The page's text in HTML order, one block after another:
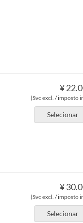
¥
(Svc excl. / imposto
Selecionar
¥
(Svc excl. / imposto
Selecionar